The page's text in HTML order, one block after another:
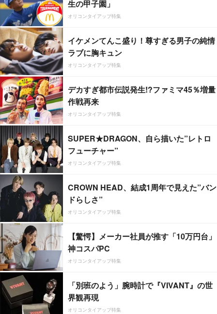
生の甲子園」
オリコンタイアップ特集
イケメンてんこ盛り！尊すぎる男子の純情
ラブに胸キュン
オリコンタイアップ特集
デカすぎ都市伝説発生!?ファミマ45％増量
作戦再来
オリコンタイアップ特集
SUPER★DRAGON、自ら描いた”レトロ
フューチャー”
オリコンタイアップ特集
CROWN HEAD、結成1周年で見えた”バン
ドらしさ”
オリコンタイアップ特集
【驚愕】メーカー社員が推す「10万円台」
神コスパPC
オリコンタイアップ特集
「別班のよう」腕時計で『VIVANT』の世
界観再現
オリコンタイアップ特集